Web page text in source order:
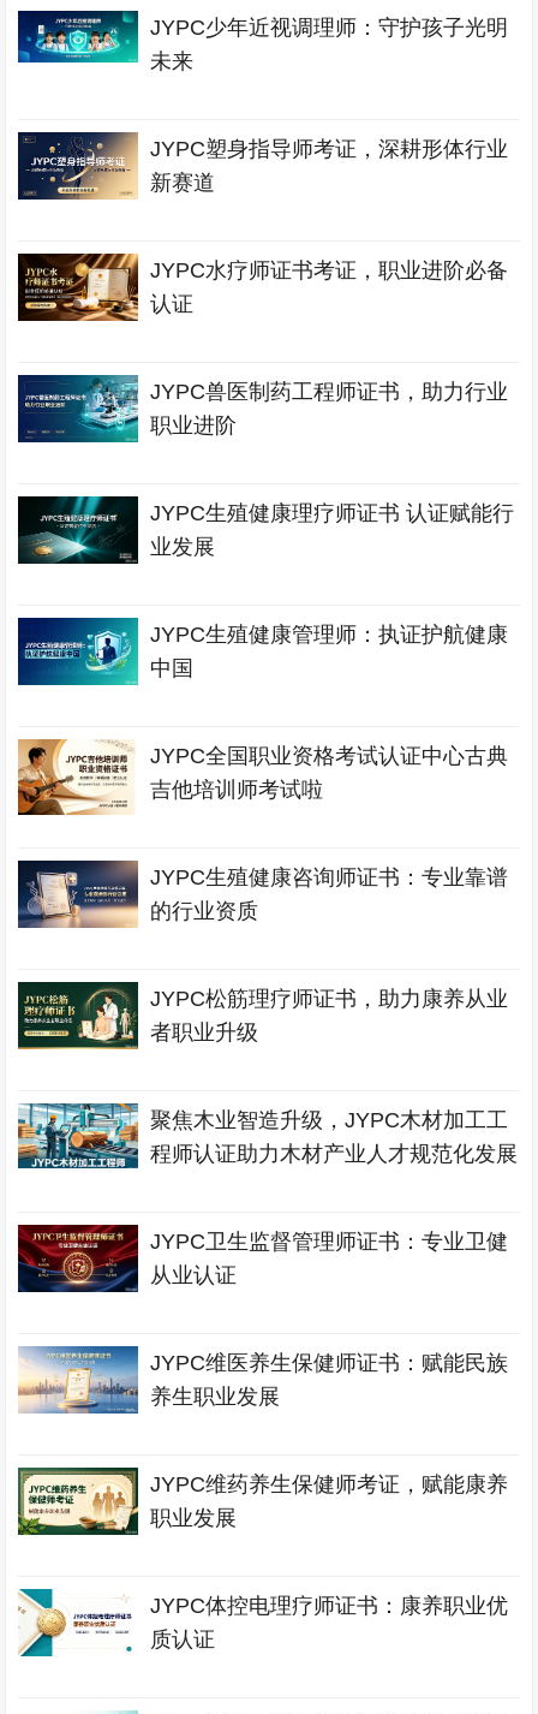
JYPC少年近视调理师：守护孩子光明
未来
JYPC塑身指导师考证，深耕形体行业
新赛道
JYPC水疗师证书考证，职业进阶必备
认证
JYPC兽医制药工程师证书，助力行业
职业进阶
JYPC生殖健康理疗师证书 认证赋能行
业发展
JYPC生殖健康管理师：执证护航健康
中国
JYPC全国职业资格考试认证中心古典
吉他培训师考试啦
JYPC生殖健康咨询师证书：专业靠谱
的行业资质
JYPC松筋理疗师证书，助力康养从业
者职业升级
聚焦木业智造升级，JYPC木材加工工
程师认证助力木材产业人才规范化发展
JYPC卫生监督管理师证书：专业卫健
从业认证
JYPC维医养生保健师证书：赋能民族
养生职业发展
JYPC维药养生保健师考证，赋能康养
职业发展
JYPC体控电理疗师证书：康养职业优
质认证